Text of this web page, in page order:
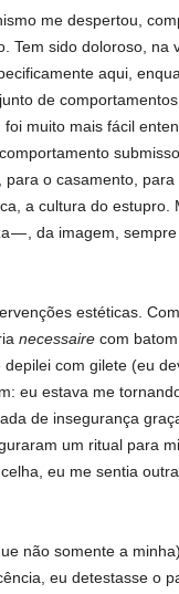
me despertou,
Tem sido doloroso, na
aqui,
de
muito mais fácil
o casamento,
a cultura do estupro.
— , da imagem,
estéticas.
necessairecom
com gilete (eu
eu estava me
de insegurança
um ritual para
eu me sentia
não somente a
eu detestasse o